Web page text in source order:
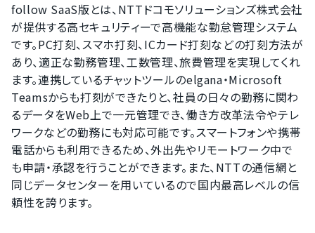
follow SaaS版とは、NTTドコモソリューションズ株式会社
が提供する高セキュリティーで高機能な勤怠管理システム
です。PC打刻、スマホ打刻、ICカード打刻などの打刻方法が
あり、適正な勤務管理、工数管理、旅費管理を実現してくれ
ます。連携しているチャットツールのelgana・Microsoft
Teamsからも打刻ができたりと、社員の日々の勤務に関わ
るデータをWeb上で一元管理でき、働き方改革法令やテレ
ワークなどの勤務にも対応可能です。スマートフォンや携帯
電話からも利用できるため、外出先やリモートワーク中で
も申請・承認を行うことができます。また、NTTの通信網と
同じデータセンターを用いているので国内最高レベルの信
頼性を誇ります。